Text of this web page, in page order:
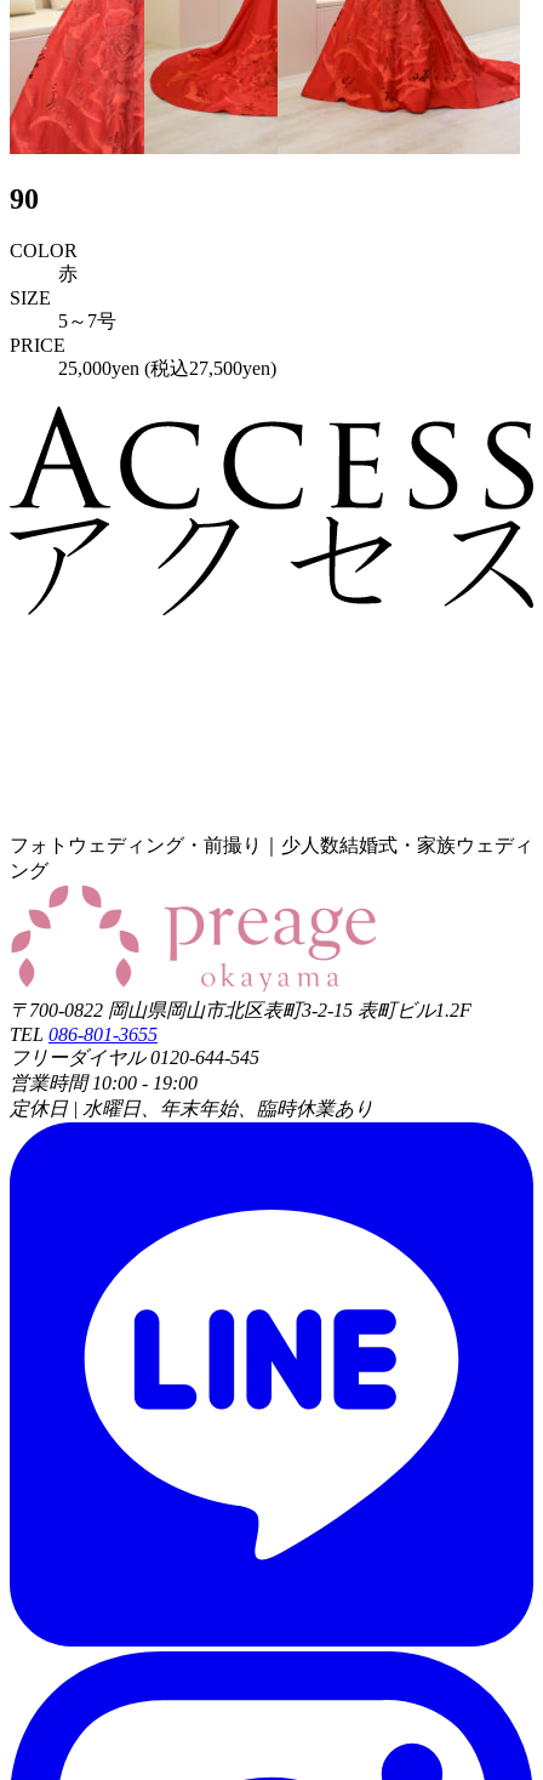
90
COLOR
赤
SIZE
5～7号
PRICE
25,000yen (税込27,500yen)
フォトウェディング・前撮り｜少人数結婚式・家族ウェディ
ング
〒700-0822 岡山県岡山市北区表町3-2-15 表町ビル1.2F
TEL 086-801-3655
フリーダイヤル 0120-644-545
営業時間 10:00 - 19:00
定休日 | 水曜日、年末年始、臨時休業あり